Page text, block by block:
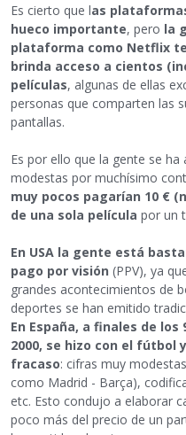
Es cierto que las
hueco importante, pero la
plataforma como Netflix
brinda acceso a cientos
películas, algunas de ellas
personas que comparten las
pantallas.
Es por ello que la gente se
modestas por muchísimo
muy pocos pagarían 10 €
de una sola película por un
En USA la gente está
pago por visión (PPV), ya
grandes acontecimientos de
deportes se han emitido
En España, a finales de
2000, se hizo con el fútbol
fracaso: cifras muy
como Madrid - Barça),
etc. Esto condujo a elaborar
poco más del precio de un